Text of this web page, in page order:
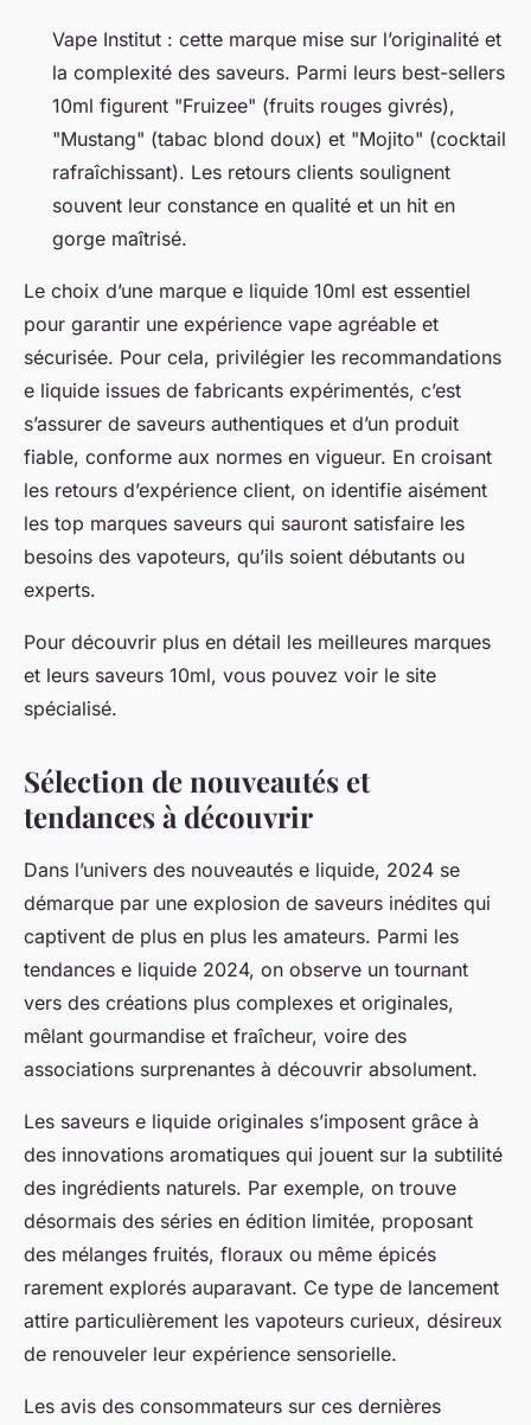
Vape Institut : cette marque mise sur l’originalité et
la complexité des saveurs. Parmi leurs best-sellers
10ml figurent "Fruizee" (fruits rouges givrés),
"Mustang" (tabac blond doux) et "Mojito" (cocktail
rafraîchissant). Les retours clients soulignent
souvent leur constance en qualité et un hit en
gorge maîtrisé.
Le choix d’une marque e liquide 10ml est essentiel
pour garantir une expérience vape agréable et
sécurisée. Pour cela, privilégier les recommandations
e liquide issues de fabricants expérimentés, c’est
s’assurer de saveurs authentiques et d’un produit
fiable, conforme aux normes en vigueur. En croisant
les retours d’expérience client, on identifie aisément
les top marques saveurs qui sauront satisfaire les
besoins des vapoteurs, qu’ils soient débutants ou
experts.
Pour découvrir plus en détail les meilleures marques
et leurs saveurs 10ml, vous pouvez voir le site
spécialisé.
Sélection de nouveautés et
tendances à découvrir
Dans l’univers des nouveautés e liquide, 2024 se
démarque par une explosion de saveurs inédites qui
captivent de plus en plus les amateurs. Parmi les
tendances e liquide 2024, on observe un tournant
vers des créations plus complexes et originales,
mêlant gourmandise et fraîcheur, voire des
associations surprenantes à découvrir absolument.
Les saveurs e liquide originales s’imposent grâce à
des innovations aromatiques qui jouent sur la subtilité
des ingrédients naturels. Par exemple, on trouve
désormais des séries en édition limitée, proposant
des mélanges fruités, floraux ou même épicés
rarement explorés auparavant. Ce type de lancement
attire particulièrement les vapoteurs curieux, désireux
de renouveler leur expérience sensorielle.
Les avis des consommateurs sur ces dernières